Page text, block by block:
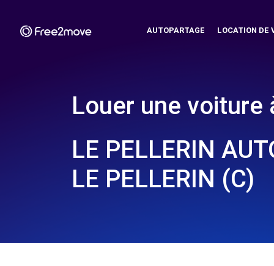
AUTOPARTAGE LOCATION DE
Louer une voiture
LE PELLERIN
LE PELLERIN (C)